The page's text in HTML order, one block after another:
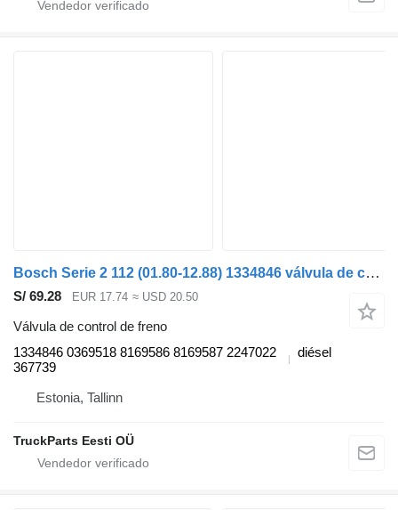
Bosch Serie 2 112 (01.80-12.88) 1334846 válvula de control de freno para Scania 2-series (1980-1989) cabeza tractora
S/ 69.28 EUR 17.74 ≈ USD 20.50
Válvula de control de freno
1334846 0369518 8169586 8169587 2247022
367739
diésel
Estonia, Tallinn
TruckParts Eesti OÜ